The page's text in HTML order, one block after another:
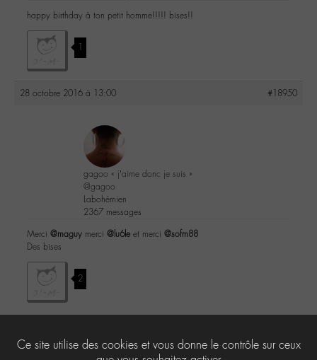
happy birthday à ton petit homme!!!!! bises!!
1
28 octobre 2016 à 13:00 #18950
gagoo « j’aime donc je suis »
@gagoo
Labohémien
2367 messages
Merci @maguy merci @lu6le et merci @sofm88
Des bises
2
Le forum ‘Po-M-’ est fermé à de nouveaux sujets et réponses.
Ce site utilise des cookies et vous donne le contrôle sur ceux